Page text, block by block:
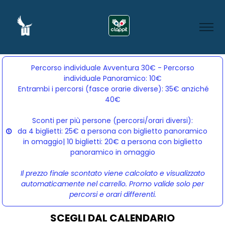
Percorso individuale Avventura 30€ - Percorso
individuale Panoramico: 10€
Entrambi i percorsi (fasce orarie diverse): 35€ anziché
40€
Sconti per più persone (percorsi/orari diversi):
da 4 biglietti: 25€ a persona con biglietto panoramico
in omaggio| 10 biglietti: 20€ a persona con biglietto
panoramico in omaggio
Il prezzo finale scontato viene calcolato e visualizzato
automaticamente nel carrello. Promo valide solo per
percorsi e orari differenti.
SCEGLI DAL CALENDARIO